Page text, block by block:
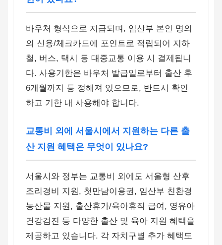
바우처 형식으로 지급되며, 임산부 본인 명의
의 신용/체크카드에 포인트로 적립되어 지하
철, 버스, 택시 등 대중교통 이용 시 결제됩니
다. 사용기한은 바우처 발급일로부터 출산 후
6개월까지 등 정해져 있으므로, 반드시 확인
하고 기한 내 사용해야 합니다.
교통비 외에 서울시에서 지원하는 다른 출
산 지원 혜택은 무엇이 있나요?
서울시와 정부는 교통비 외에도 서울형 산후
조리경비 지원, 첫만남이용권, 임산부 친환경
농산물 지원, 출산휴가/육아휴직 급여, 영유아
건강검진 등 다양한 출산 및 육아 지원 혜택을
제공하고 있습니다. 각 자치구별 추가 혜택도